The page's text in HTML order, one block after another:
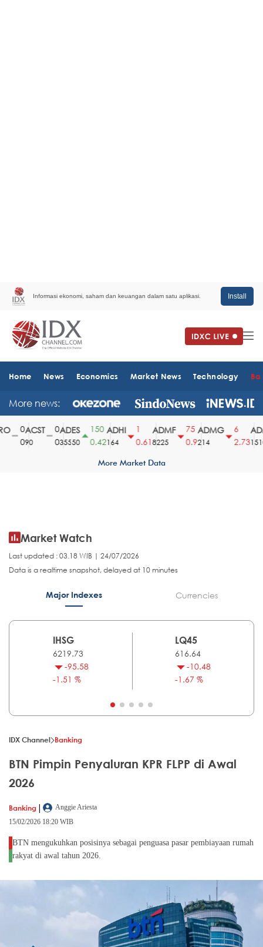
Informasi ekonomi, saham dan keuangan dalam satu aplikasi. Install
Home News Economics Market News Technology
More news:
ACST
90
ADES
35550
150
0.42
ADHI
164
0.61
ADMF
8225
75
0.9
ADMG
214
2.731510
More Market Data
Market Watch
Last updated : 03.18 WIB | 24/07/2026
Data is a realtime snapshot, delayed at 10 minutes
Major Indexes Currencies
IHSG
6219.73
-95.58
-1.51 %
LQ45
616.64
-10.48
-1.67 %
IDX Channel Banking
BTN Pimpin Penyaluran KPR FLPP di Awal
2026
Banking |
Anggie Ariesta
15/02/2026 18:20 WIB
BTN mengukuhkan posisinya sebagai penguasa pasar pembiayaan rumah
rakyat di awal tahun 2026.